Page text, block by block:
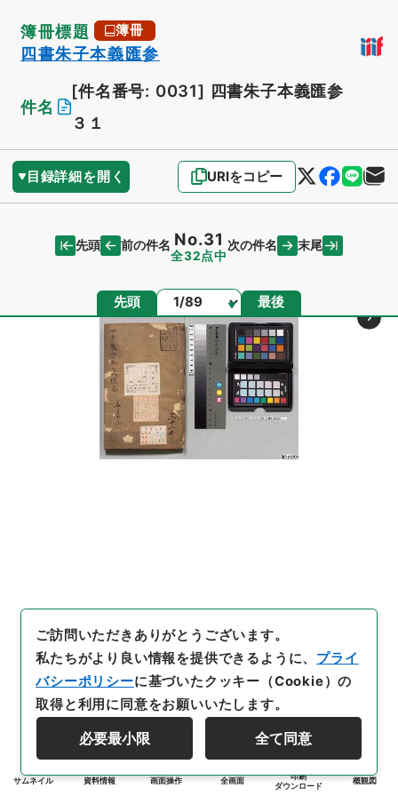
簿冊標題 簿冊
四書朱子本義匯参
件名
[件名番号: 0031] 四書朱子本義匯参
３１
目録詳細を開く URIをコピー
先頭 前の件名 No.31
全32点中
次の件名 末尾
先頭 ページ 最後
サムネイル 資料情報 画面操作 全画面
印刷
ダウンロード
概観図
ご訪問いただきありがとうございます。
私たちがより良い情報を提供できるように、 プライ
バシーポリシーに基づいたクッキー（Cookie）の
取得と利用に同意をお願いいたします。
必要最小限 全て同意